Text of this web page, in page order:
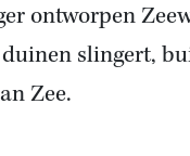
ontworpen
slingert,
Zee.